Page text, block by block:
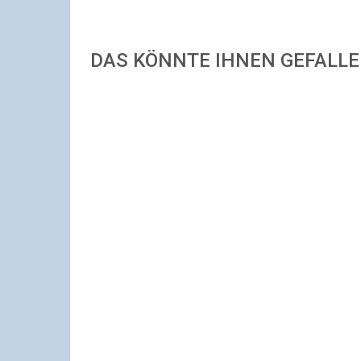
DAS KÖNNTE IHNEN